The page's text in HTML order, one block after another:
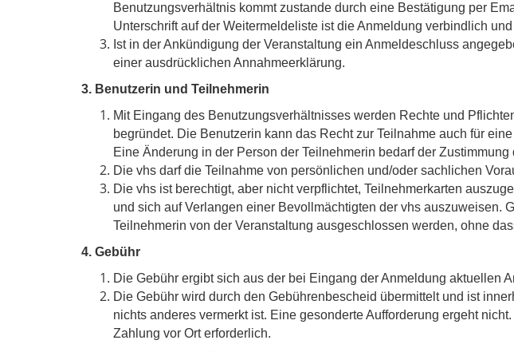
Benutzungsverhältnis kommt zustande durch eine Bestätigung per
Unterschrift auf der Weitermeldeliste ist die Anmeldung verbindlich
Ist in der Ankündigung der Veranstaltung ein Anmeldeschluss
einer ausdrücklichen Annahmeerklärung.
3. Benutzerin und Teilnehmerin
Mit Eingang des Benutzungsverhältnisses werden Rechte und
begründet. Die Benutzerin kann das Recht zur Teilnahme auch für
Eine Änderung in der Person der Teilnehmerin bedarf der
Die vhs darf die Teilnahme von persönlichen und/oder sachlichen
Die vhs ist berechtigt, aber nicht verpflichtet, Teilnehmerkarten
und sich auf Verlangen einer Bevollmächtigten der vhs auszuweisen.
Teilnehmerin von der Veranstaltung ausgeschlossen werden, ohne
4. Gebühr
Die Gebühr ergibt sich aus der bei Eingang der Anmeldung aktuellen
Die Gebühr wird durch den Gebührenbescheid übermittelt und ist
nichts anderes vermerkt ist. Eine gesonderte Aufforderung ergeht
Zahlung vor Ort erforderlich.